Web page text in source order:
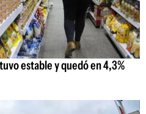
estable y quedó en 4,3%